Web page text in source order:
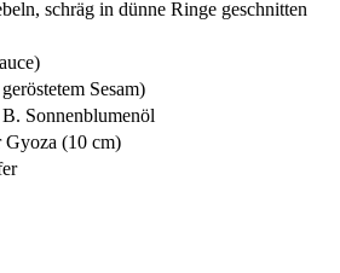
schräg in dünne Ringe geschnitten
Sesam)
Sonnenblumenöl
Gyoza (10 cm)